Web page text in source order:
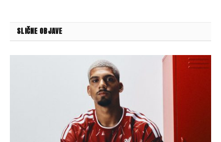
SLIČNE OBJAVE